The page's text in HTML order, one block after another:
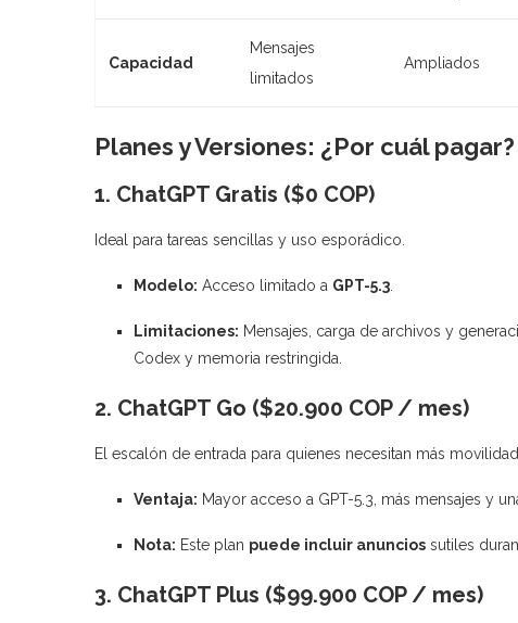
Capacidad
Mensajes
limitados
Ampliados
Planes y Versiones: ¿Por cuál pagar?
1. ChatGPT Gratis ($0 COP)
Ideal para tareas sencillas y uso esporádico.
Modelo: Acceso limitado a GPT-5.3
Limitaciones: Mensajes, carga de archivos y
Codex y memoria restringida.
2. ChatGPT Go ($20.900 COP / mes)
El escalón de entrada para quienes necesitan más movilidad.
Ventaja: Mayor acceso a GPT-5.3, más mensajes y
Nota: Este plan puede incluir anuncios sutiles
3. ChatGPT Plus ($99.900 COP / mes)